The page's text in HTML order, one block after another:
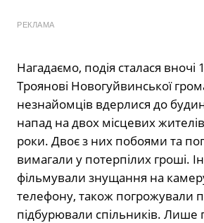
РЕКЛАМА
Нагадаємо, подія сталася вночі
Троянові Новогуйвинської
незнайомців вдерлися до
напад на двох місцевих
роки. Двоє з них побоями та
вимагали у потерпілих гроші.
фільмували знущання на
телефону, також погрожували
підбурювали спільників. Лише